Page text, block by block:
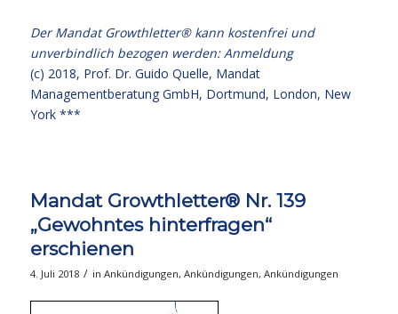
Der Mandat Growthletter® kann kostenfrei und
unverbindlich bezogen werden:Anmeldung
(c) 2018, Prof. Dr. Guido Quelle, Mandat
Managementberatung GmbH, Dortmund, London, New
York ***
Mandat Growthletter® Nr. 139
„Gewohntes hinterfragen“
erschienen
4. Juli 2018 / in Ankündigungen, Ankündigungen, Ankündigungen